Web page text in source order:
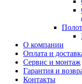
О компании
Оплата и
Сервис и монтаж
Гарантия и
Контакты